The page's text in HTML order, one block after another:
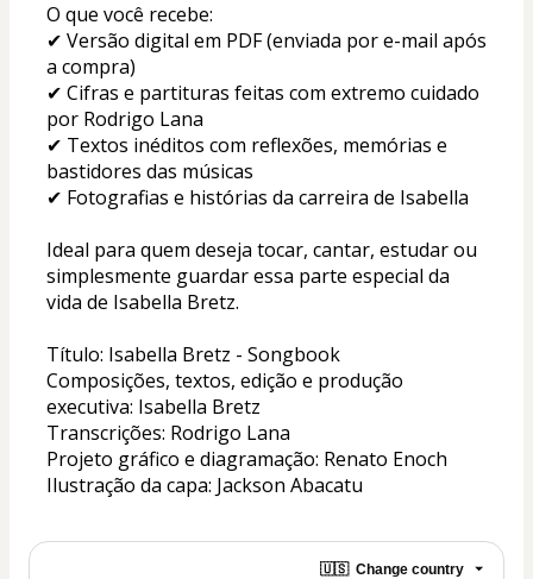
O que você recebe:
✔ Versão digital em PDF (enviada por e-mail após
a compra)
✔ Cifras e partituras feitas com extremo cuidado
por Rodrigo Lana
✔ Textos inéditos com reflexões, memórias e
bastidores das músicas
✔ Fotografias e histórias da carreira de Isabella
Ideal para quem deseja tocar, cantar, estudar ou
simplesmente guardar essa parte especial da
vida de Isabella Bretz.
Título: Isabella Bretz - Songbook
Composições, textos, edição e produção
executiva: Isabella Bretz
Transcrições: Rodrigo Lana
Projeto gráfico e diagramação: Renato Enoch
Ilustração da capa: Jackson Abacatu
🇺🇸 Change country